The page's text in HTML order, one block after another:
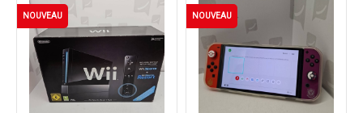
NOUVEAU NOUVEAU